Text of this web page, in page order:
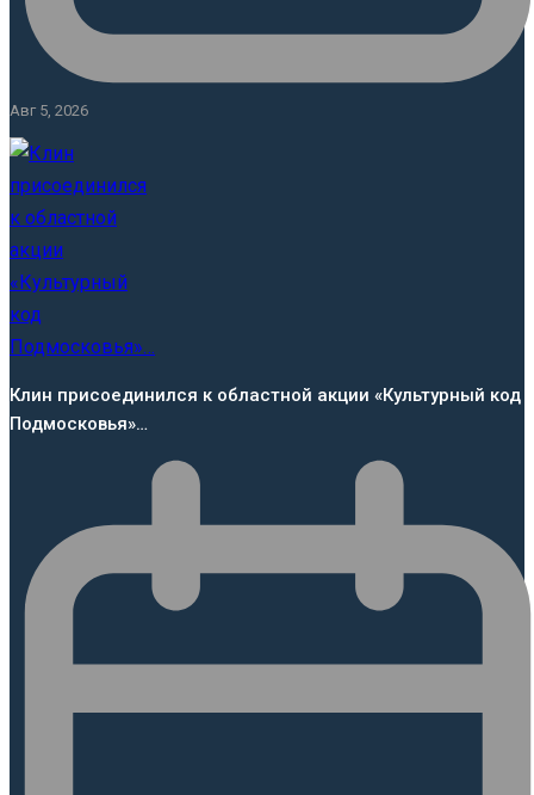
Авг 5, 2026
Клин присоединился к областной акции «Культурный код
Подмосковья»…